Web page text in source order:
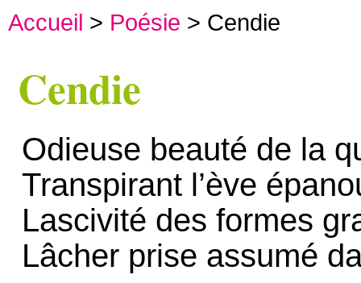
Accueil > Poésie > Cendie
Cendie
Odieuse beauté de la
Transpirant l’ève
Lascivité des formes
Lâcher prise assumé